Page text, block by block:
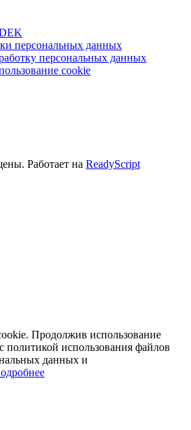
персональных данных
персональных данных
cookie
Работает на ReadyScript
Продолжив использование
политикой использования файлов
данных и